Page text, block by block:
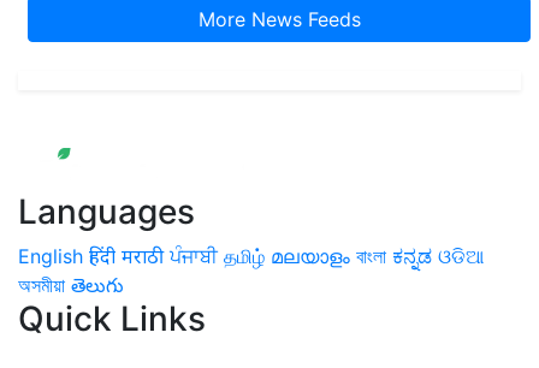
More News Feeds
Languages
English हिंदी मराठी ਪੰਜਾਬੀ தமிழ் മലയാളം বাংলা ಕನ್ನಡ ଓଡିଆ
অসমীয়া తెలుగు
Quick Links